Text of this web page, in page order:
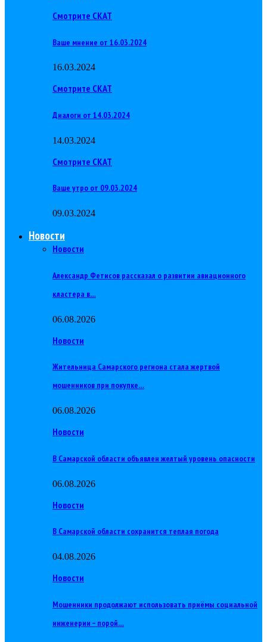
Смотрите СКАТ
Ваше мнение от 16.03.2024
16.03.2024
Смотрите СКАТ
Диалоги от 14.03.2024
14.03.2024
Смотрите СКАТ
Ваше утро от 09.03.2024
09.03.2024
Новости
Новости
Александр Фетисов рассказал о развитии авиационного
кластера в…
06.08.2026
Новости
Жительница Самарского региона стала жертвой
мошенников при покупке…
06.08.2026
Новости
В Самарской области объявлен желтый уровень опасности
06.08.2026
Новости
В Самарской области сохранится теплая погода
04.08.2026
Новости
Мошенники продолжают использовать приёмы социальной
инженерии – порой…